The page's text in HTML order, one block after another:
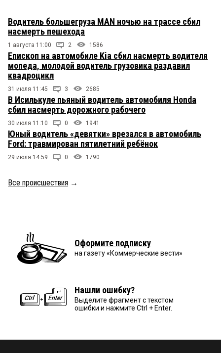
Водитель большегруза MAN ночью на трассе сбил
насмерть пешехода
1 августа 11:00 2 1586
Епископ на автомобиле Kia сбил насмерть водителя
мопеда, молодой водитель грузовика раздавил
квадроцикл
31 июля 11:45 3 2685
В Исилькуле пьяный водитель автомобиля Honda
сбил насмерть дорожного рабочего
30 июля 11:10 0 1941
Юный водитель «девятки» врезался в автомобиль
Ford: травмирован пятилетний ребёнок
29 июля 14:59 0 1790
Все происшествия →
Оформите подписку
на газету «Коммерческие вести»
Нашли ошибку?
Выделите фрагмент с текстом
ошибки и нажмите Ctrl + Enter.